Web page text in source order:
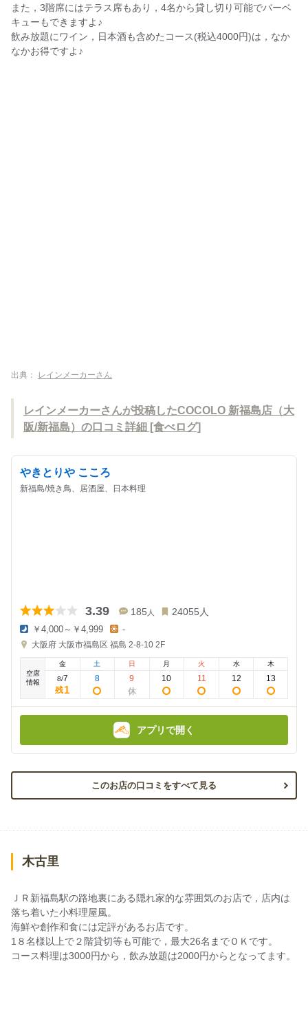
また，3階席にはテラス席もあり，4名から貸し切り可能でバーベ
キューもできますよ♪
飲み放題にワイン，日本酒も含めたコース(税込4000円)は，なか
なかお得ですよ♪
出典： レインメーカーさん
レインメーカーさんが投稿したCOCOLO 新福島店（大
阪/新福島）の口コミ詳細 [食べログ]
やきとりや こころ
新福島/焼き鳥、居酒屋、日本料理
3.39 185 人 24055 人
夜
の
額
￥4,000～￥4,999
昼
の
-
大阪府 大阪市福島区 福島 2-8-10 2F
空席
情報
金
8/7
残1
土
8
日
9
月
10
火
11
水
12
木
13
アプリで開く
このお店の口コミをすべて見る
木古里
ＪＲ新福島駅の路地裏にある隠れ家的な雰囲気のお店で，店内は
落ち着いた小料理屋風。
海鮮や創作和食には定評があるお店です。
1８名様以上で２階貸切等も可能で，最大26名までＯＫです。
コース料理は3000円から，飲み放題は2000円からとなってます。